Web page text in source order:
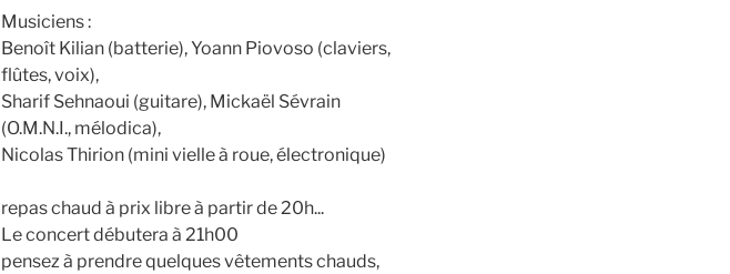
Musiciens :
Benoît Kilian (batterie), Yoann Piovoso (claviers,
flûtes, voix),
Sharif Sehnaoui (guitare), Mickaël Sévrain
(O.M.N.I., mélodica),
Nicolas Thirion (mini vielle à roue, électronique)
repas chaud à prix libre à partir de 20h...
Le concert débutera à 21h00
pensez à prendre quelques vêtements chauds,